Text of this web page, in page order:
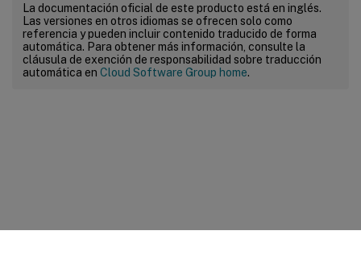
La documentación oficial de este producto está en inglés.
Las versiones en otros idiomas se ofrecen solo como
referencia y pueden incluir contenido traducido de forma
automática. Para obtener más información, consulte la
cláusula de exención de responsabilidad sobre traducción
automática en Cloud Software Group home.